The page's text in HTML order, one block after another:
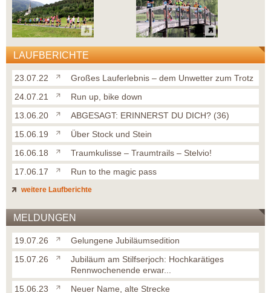
LAUFBERICHTE
23.07.22
Großes Lauferlebnis – dem Unwetter zum Trotz
24.07.21
Run up, bike down
13.06.20
ABGESAGT: ERINNERST DU DICH? (36)
15.06.19
Über Stock und Stein
16.06.18
Traumkulisse – Traumtrails – Stelvio!
17.06.17
Run to the magic pass
weitere Laufberichte
MELDUNGEN
19.07.26
Gelungene Jubiläumsedition
15.07.26
Jubiläum am Stilfserjoch: Hochkarätiges
Rennwochenende erwar...
15.06.23
Neuer Name, alte Strecke